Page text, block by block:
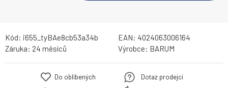
Kód: i655_tyBAe8cb53a34b EAN: 4024063006164
Záruka: 24 měsíců Výrobce: BARUM
Do oblíbených
Dotaz prodejci